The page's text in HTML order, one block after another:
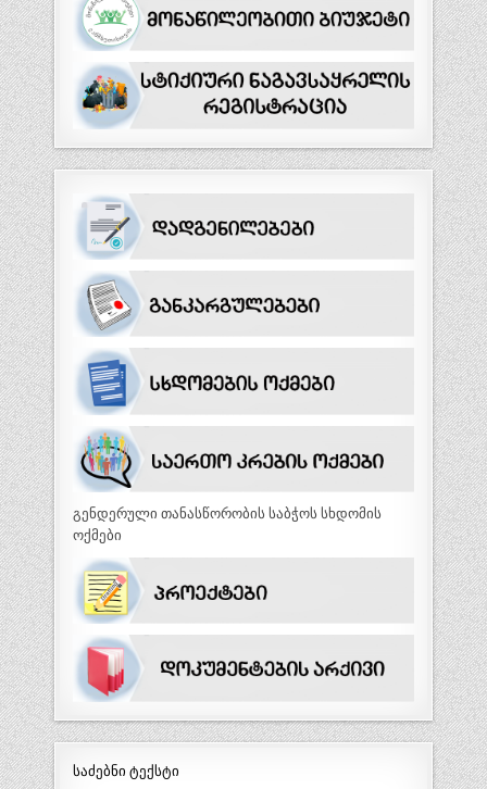
გენდერული თანასწორობის საბჭოს სხდომის
ოქმები
საძებნი ტექსტი